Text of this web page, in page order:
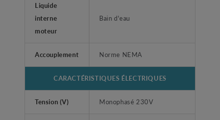
Liquide
interne
moteur
Bain d'eau
Accouplement Norme NEMA
CARACTÉRISTIQUES ÉLECTRIQUES
Tension (V) Monophasé 230V